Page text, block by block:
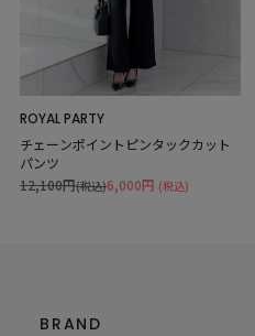
ROYAL PARTY
チェーンポイントピンタックカット
パンツ
6,000円 (税込)
12,100円(税込)
BRAND